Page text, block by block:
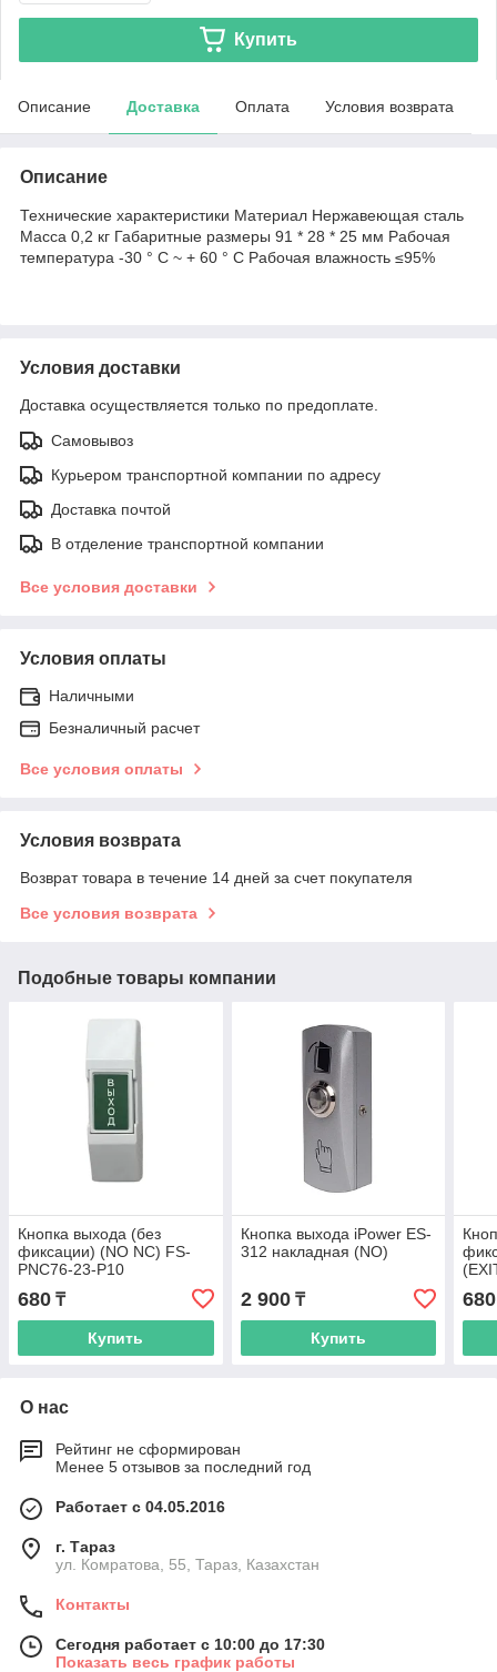
Купить
Описание Доставка Оплата Условия возврата
Описание
Технические характеристики Материал Нержавеющая сталь
Масса 0,2 кг Габаритные размеры 91 * 28 * 25 мм Рабочая
температура -30 ° С ~ + 60 ° С Рабочая влажность ≤95%
Условия доставки
Доставка осуществляется только по предоплате.
Самовывоз
Курьером транспортной компании по адресу
Доставка почтой
В отделение транспортной компании
Все условия доставки
Условия оплаты
Наличными
Безналичный расчет
Все условия оплаты
Условия возврата
Возврат товара в течение 14 дней за счет покупателя
Все условия возврата
Подобные товары компании
Кнопка выхода (без
фиксации) (NO NC) FS-
PNC76-23-P10
680 ₸
Купить
Кнопка выхода iPower ES-
312 накладная (NO)
2 900₸
Купить
680
О нас
Рейтинг не сформирован
Менее 5 отзывов за последний год
Работает с 04.05.2016
г. Тараз
ул. Комратова, 55, Тараз, Казахстан
Контакты
Сегодня работает с 10:00 до 17:30
Показать весь график работы